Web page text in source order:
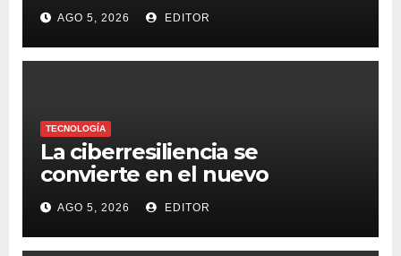
AGO 5, 2026 EDITOR
TECNOLOGÍA
La ciberresiliencia se
convierte en el nuevo
estándar para proteger a las
organizaciones frente al
ransomware
AGO 5, 2026 EDITOR